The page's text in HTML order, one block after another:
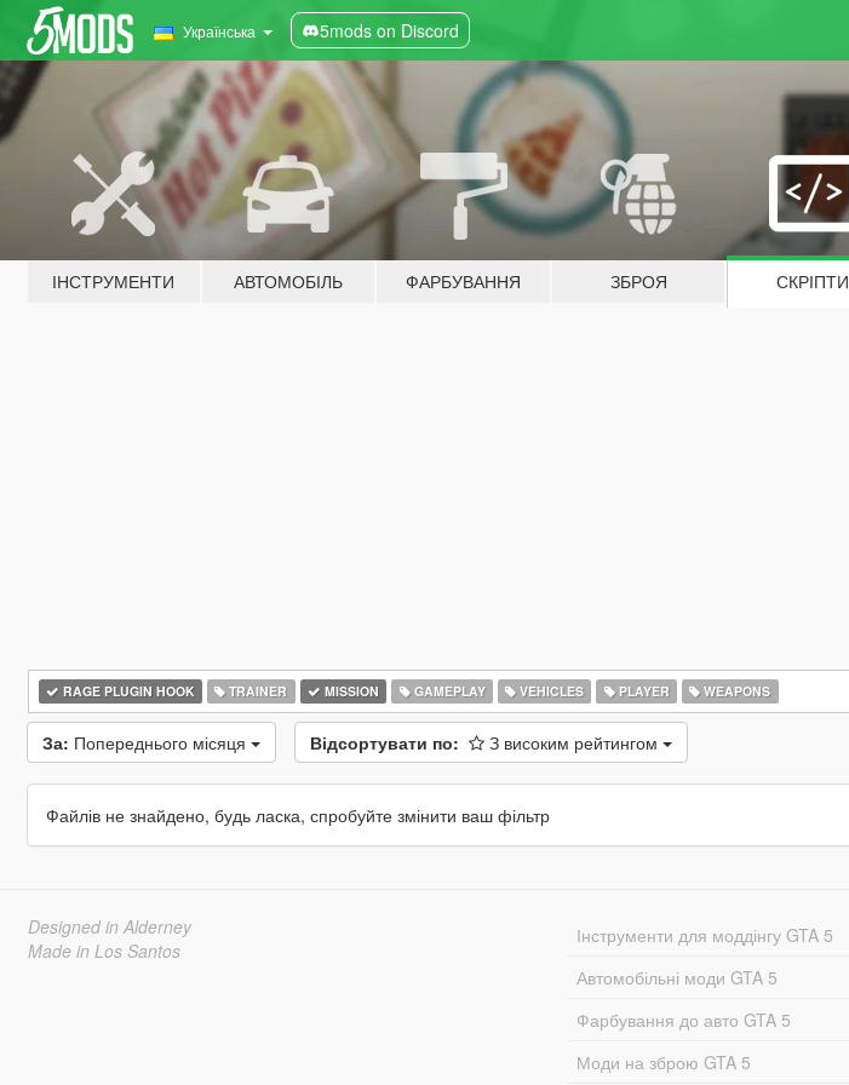
Українська 5mods on Discord
ІНСТРУМЕНТИ АВТОМОБІЛЬ ФАРБУВАННЯ ЗБРОЯ СКРІПТИ
RAGE PLUGIN HOOK TRAINER MISSION GAMEPLAY VEHICLES PLAYER WEAPONS
За: Попереднього місяця Відсортувати по: З високим рейтингом
Файлів не знайдено, будь ласка, спробуйте змінити ваш фільтр
Designed in Alderney
Made in Los Santos
Інструменти для моддінгу GTA 5
Автомобільні моди GTA 5
Фарбування до авто GTA 5
Моди на зброю GTA 5